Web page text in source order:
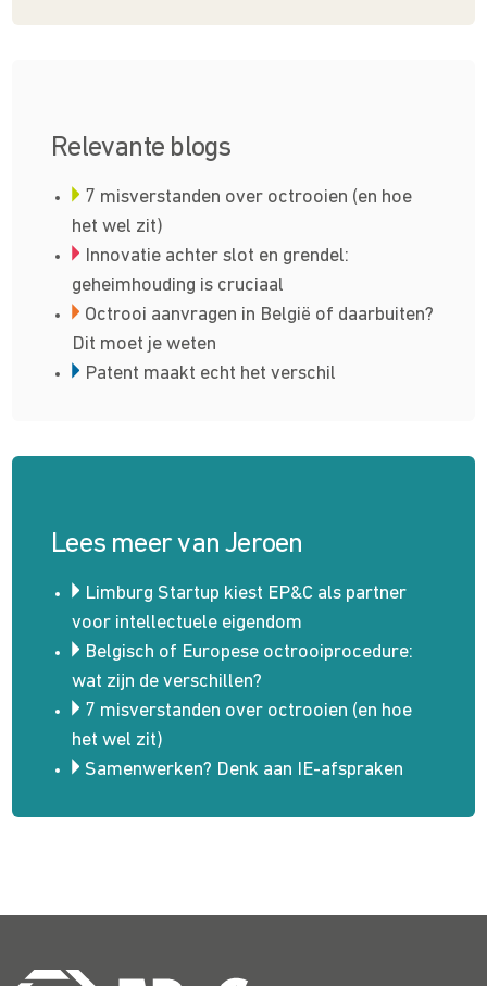
Relevante blogs
7 misverstanden over octrooien (en hoe
het wel zit)
Innovatie achter slot en grendel:
geheimhouding is cruciaal
Octrooi aanvragen in België of daarbuiten?
Dit moet je weten
Patent maakt echt het verschil
Lees meer van Jeroen
Limburg Startup kiest EP&C als partner
voor intellectuele eigendom
Belgisch of Europese octrooiprocedure:
wat zijn de verschillen?
7 misverstanden over octrooien (en hoe
het wel zit)
Samenwerken? Denk aan IE-afspraken